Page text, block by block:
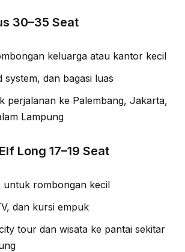
30–35 Seat
keluarga atau kantor kecil
system, dan bagasi luas
perjalanan ke Palembang, Jakarta,
Lampung
Long 17–19 Seat
untuk rombongan kecil
dan kursi empuk
tour dan wisata ke pantai sekitar